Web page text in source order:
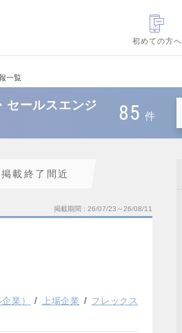
初めての方へ
一覧
セールスエンジ
85 件
掲載終了間近
掲載期間 26/07/23～26/08/11
業） 上場企業
フレックス